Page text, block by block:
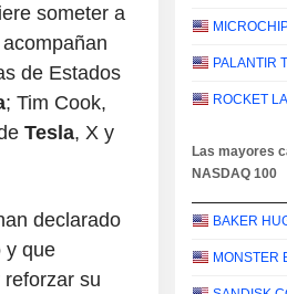
someter a
de Estados
; Tim Cook,
Tesla, X y
declarado
y que
su
Las mayores
NASDAQ 100